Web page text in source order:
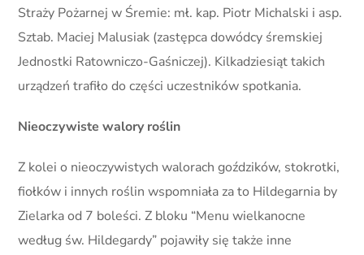
Straży Pożarnej w Śremie: mł. kap. Piotr Michalski i asp.
Sztab. Maciej Malusiak (zastępca dowódcy śremskiej
Jednostki Ratowniczo-Gaśniczej). Kilkadziesiąt takich
urządzeń trafiło do części uczestników spotkania.
Nieoczywiste walory roślin
Z kolei o nieoczywistych walorach goździków, stokrotki,
fiołków i innych roślin wspomniała za to Hildegarnia by
Zielarka od 7 boleści. Z bloku “Menu wielkanocne
według św. Hildegardy” pojawiły się także inne